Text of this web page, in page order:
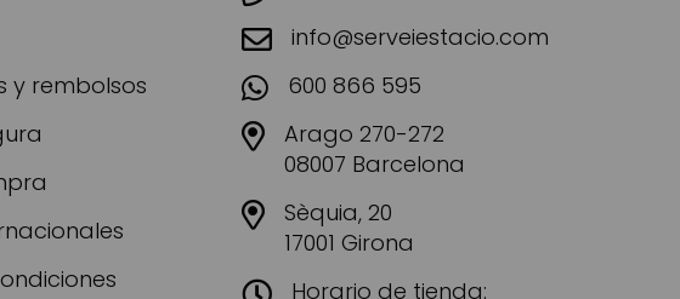
y rembolsos
info@serveiestacio.com
600 866 595
Arago 270-272
08007 Barcelona
Sèquia, 20
17001 Girona
Horario de tienda: